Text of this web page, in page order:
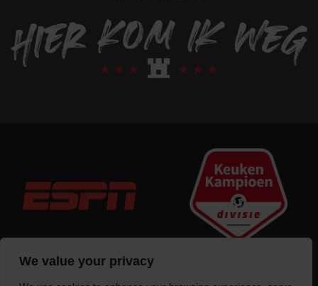
We value your privacy